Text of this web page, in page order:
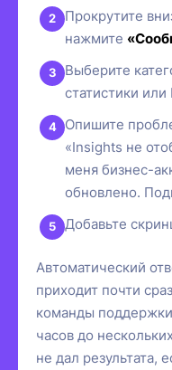
Прокрутите
нажмите
Выберите
статистики
Опишите
«Insights не
меня бизнес-
обновлено.
Добавьте
Автоматический
приходит почти
команды
часов до
не дал результата,